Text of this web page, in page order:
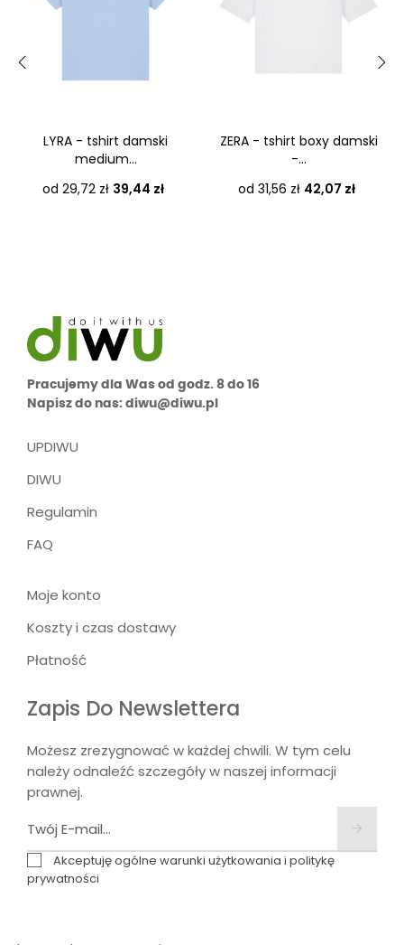
LYRA - tshirt damski
medium...
od 29,72 zł Cena
39,44 zł
ZERA - tshirt boxy damski
-...
od 31,56 zł Cena
42,07 zł
Pracujemy dla Was od godz. 8 do 16
Napisz do nas: diwu@diwu.pl
UPDIWU
DIWU
Regulamin
FAQ
Moje konto
Koszty i czas dostawy
Płatność
Zapis Do Newslettera
Możesz zrezygnować w każdej chwili. W tym celu
należy odnaleźć szczegóły w naszej informacji
prawnej.
Akceptuję ogólne warunki użytkowania i politykę
prywatności